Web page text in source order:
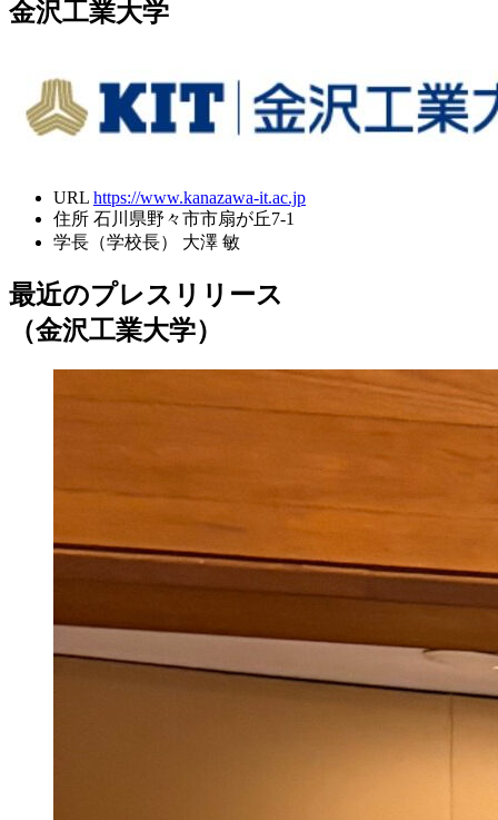
金沢工業大学
URL https://www.kanazawa-it.ac.jp
住所 石川県野々市市扇が丘7-1
学長（学校長）
大澤 敏
最近のプレスリリース
（金沢工業大学）